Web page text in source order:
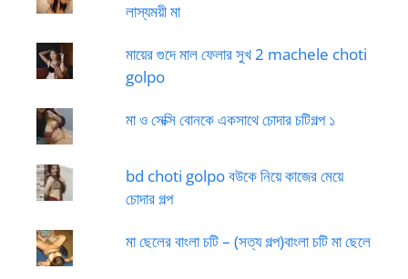
লাস্যময়ী মা
মায়ের গুদে মাল ফেলার সুখ 2 machele choti
golpo
মা ও সেক্সি বোনকে একসাথে চোদার চটিগল্প ১
bd choti golpo বউকে নিয়ে কাজের মেয়ে
চোদার গল্প
মা ছেলের বাংলা চটি – (সত্য গল্প)বাংলা চটি মা ছেলে